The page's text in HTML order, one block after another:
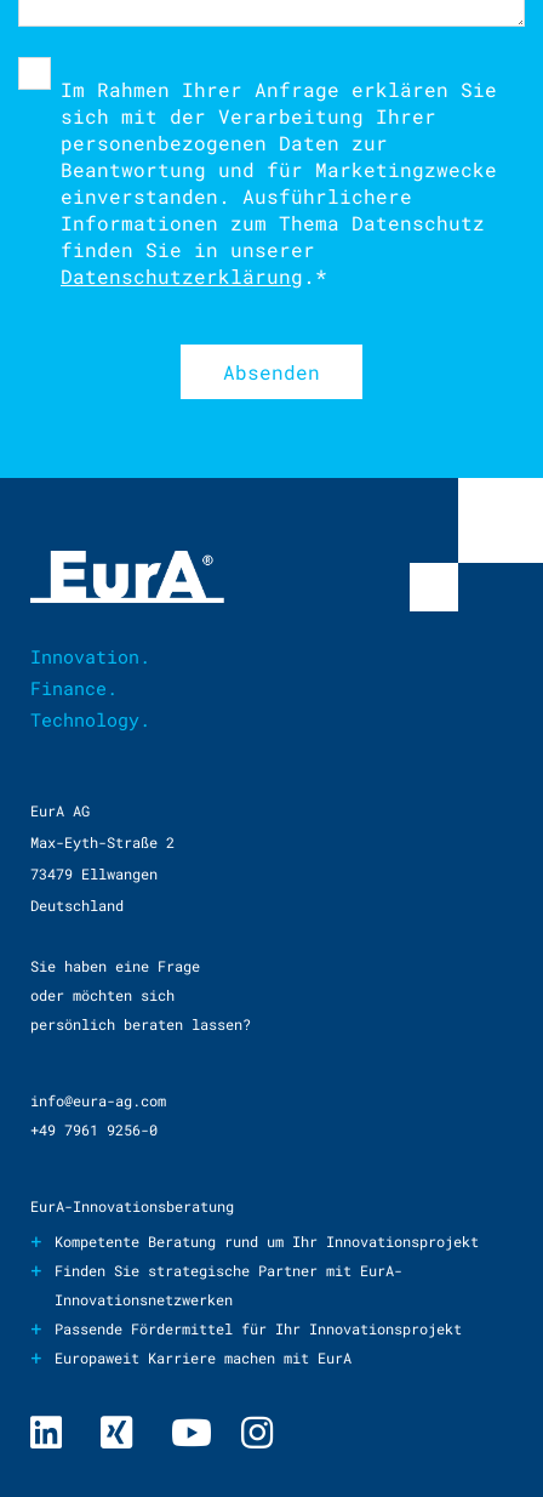
Im Rahmen Ihrer Anfrage erklären Sie
sich mit der Verarbeitung Ihrer
personenbezogenen Daten zur
Beantwortung und für Marketingzwecke
einverstanden. Ausführlichere
Informationen zum Thema Datenschutz
finden Sie in unserer
Datenschutzerklärung . *
Innovation.
Finance.
Technology.
EurA AG
Max-Eyth-Straße 2
73479 Ellwangen
Deutschland
Sie haben eine Frage
oder möchten sich
persönlich beraten lassen?
info@eura-ag.com
+49 7961 9256-0
EurA-Innovationsberatung
+ Kompetente Beratung rund um Ihr Innovationsprojekt
+
Finden Sie strategische Partner mit EurA-
Innovationsnetzwerken
+ Passende Fördermittel für Ihr Innovationsprojekt
+ Europaweit Karriere machen mit EurA